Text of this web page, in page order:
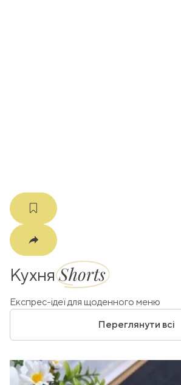
КухняShorts
Експрес-ідеї для щоденного меню
Переглянути всі